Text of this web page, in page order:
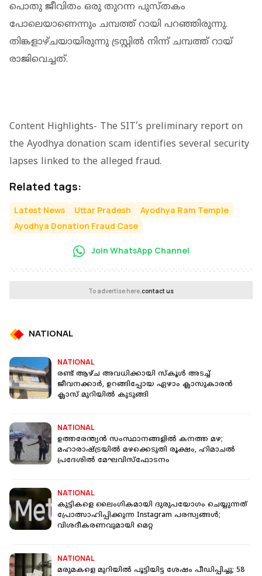
പൊതു ജീവിതം ഒരു തുറന്ന പുസ്തകം
പോലെയാണെന്നും ചമ്പത്ത് റായി പറഞ്ഞിരുന്നു.
തിങ്കളാഴ്ചയായിരുന്നു ട്രസ്റ്റില്‍ നിന്ന് ചമ്പത്ത് റായ്
രാജിവെച്ചത്.
Content Highlights- The SIT’s preliminary report on
the Ayodhya donation scam identifies several security
lapses linked to the alleged fraud.
Related tags:
Latest News Uttar Pradesh
Ayodhya Ram Temple
Ayodhya Donation Fraud Case
Join WhatsApp Channel
To advertise here,contact us
NATIONAL
NATIONAL
രണ്ട് ആഴ്ച അവധിക്കായി സ്‌കൂള്‍ അടച്ച്
ജീവനക്കാര്‍, ഉറങ്ങിപ്പോയ ഏഴാം ക്ലാസുകാരന്‍
ക്ലാസ് മുറിയില്‍ കുടുങ്ങി
NATIONAL
ഉത്തരേന്ത്യൻ സംസ്ഥാനങ്ങളിൽ കനത്ത മഴ;
മഹാരാഷ്ട്രയിൽ മഴക്കെടുതി രൂക്ഷം, ഹിമാചൽ
പ്രദേശിൽ മേഘവിസ്ഫോടനം
NATIONAL
കുട്ടികളെ ലൈംഗികമായി ദുരുപയോഗം ചെയ്യുന്നത്
പ്രോത്സാഹിപ്പിക്കുന്ന Instagram പരസ്യങ്ങള്‍;
വിശദീകരണവുമായി മെറ്റ
NATIONAL
മരുമകളെ മുറിയില്‍ പൂട്ടിയിട്ട ശേഷം പീഡിപ്പിച്ചു; 58